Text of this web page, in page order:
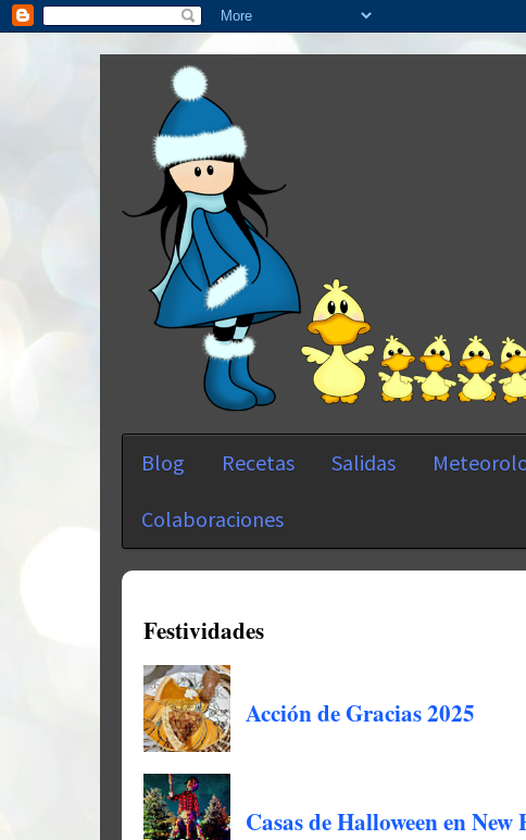
Blog Recetas Salidas
Colaboraciones
Festividades
Acción de Gracias 2025
Casas de Halloween en